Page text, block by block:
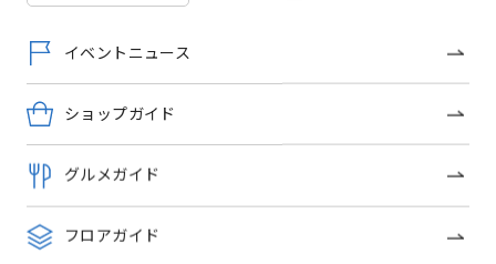
イベントニュース
ショップガイド
グルメガイド
フロアガイド
OFFICIAL SNS
トップページ